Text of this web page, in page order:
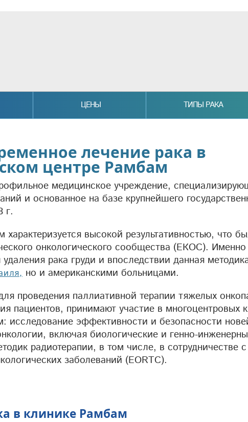
ЦЕНЫ ТИПЫ РАКА
лечение рака в
центре Рамбам
медицинское учреждение,
и основанное на базе крупнейшего
г.
характеризуется высокой результативностью, что
онкологического сообщества (ЕКОС).
рака груди и впоследствии данная
но и американскими больницами.
проведения паллиативной терапии тяжелых
пациентов, принимают участие в многоцентровых
исследование эффективности и безопасности
включая биологические и генно-
радиотерапии, в том числе, в сотрудничестве
заболеваний (EORTC).
в клинике Рамбам